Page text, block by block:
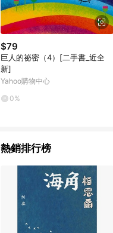
$79
巨人的祕密（4）[二手書_近全
新]
Yahoo購物中心
0%
熱銷排行榜